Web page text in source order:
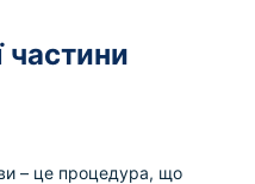
частини
– це процедура, що